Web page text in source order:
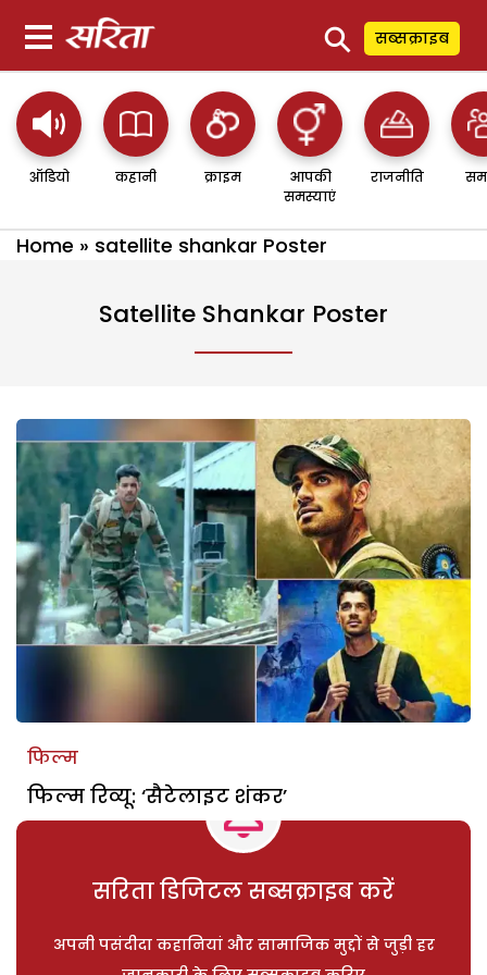
⚲ सब्सक्राइब
ऑडियो कहानी क्राइम
आपकी
समस्याएं
राजनीति
Home » satellite shankar Poster
Satellite Shankar Poster
फिल्म
फिल्म रिव्यू: ‘सैटेलाइट शंकर’
सरिता डिजिटल सब्सक्राइब करें
अपनी पसंदीदा कहानियां और सामाजिक मुद्दों से जुड़ी हर